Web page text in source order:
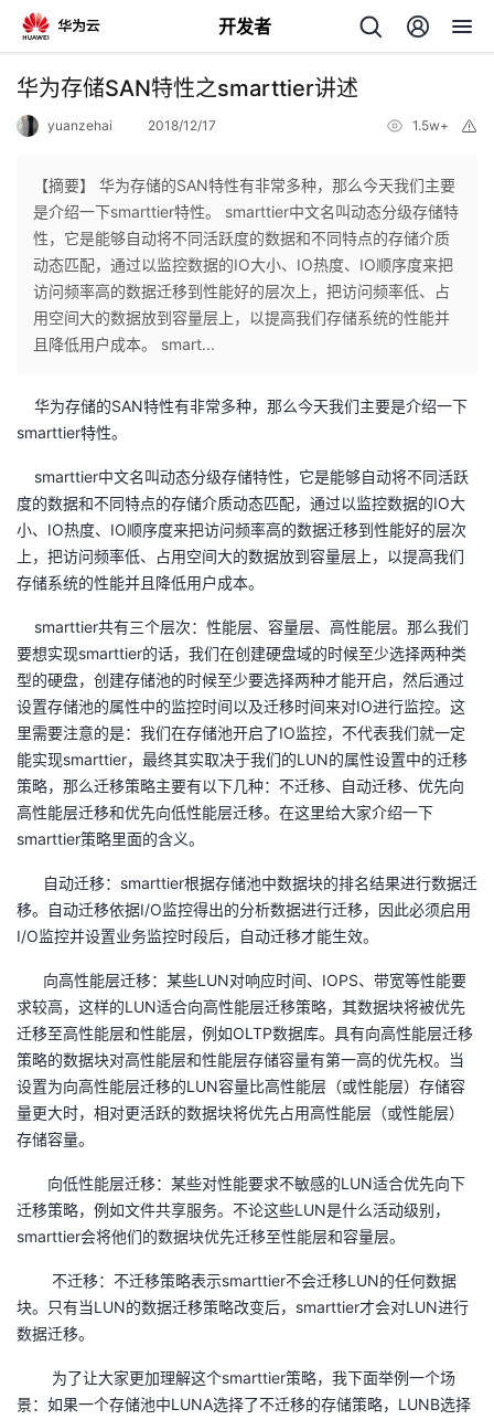
开发者
返
个
人
页
我
开
发
者
我
的
博
客
我
的
论
坛
我
的
圈
我
的
播
我
活
的
注
我
开
发
者
堂
我
的
课
我
的我
的
Programs
我
的
支
我
的
技
术
我
的
云
华为存储SAN特性之smarttier讲述
yuanzehai 2018/12/17 1.5w+
【摘要】 华为存储的SAN特性有非常多种，那么今天我们主要
是介绍一下smarttier特性。 smarttier中文名叫动态分级存储特
性，它是能够自动将不同活跃度的数据和不同特点的存储介质
动态匹配，通过以监控数据的IO大小、IO热度、IO顺序度来把
访问频率高的数据迁移到性能好的层次上，把访问频率低、占
用空间大的数据放到容量层上，以提高我们存储系统的性能并
且降低用户成本。 smart...
华为存储的SAN特性有非常多种，那么今天我们主要是介绍一下
smarttier特性。
smarttier中文名叫动态分级存储特性，它是能够自动将不同活跃
度的数据和不同特点的存储介质动态匹配，通过以监控数据的IO大
小、IO热度、IO顺序度来把访问频率高的数据迁移到性能好的层次
上，把访问频率低、占用空间大的数据放到容量层上，以提高我们
存储系统的性能并且降低用户成本。
smarttier共有三个层次：性能层、容量层、高性能层。那么我们
要想实现smarttier的话，我们在创建硬盘域的时候至少选择两种类
型的硬盘，创建存储池的时候至少要选择两种才能开启，然后通过
设置存储池的属性中的监控时间以及迁移时间来对IO进行监控。这
里需要注意的是：我们在存储池开启了IO监控，不代表我们就一定
能实现smarttier，最终其实取决于我们的LUN的属性设置中的迁移
策略，那么迁移策略主要有以下几种：不迁移、自动迁移、优先向
高性能层迁移和优先向低性能层迁移。在这里给大家介绍一下
smarttier策略里面的含义。
自动迁移：smarttier根据存储池中数据块的排名结果进行数据迁
移。自动迁移依据I/O监控得出的分析数据进行迁移，因此必须启用
I/O监控并设置业务监控时段后，自动迁移才能生效。
向高性能层迁移：某些LUN对响应时间、IOPS、带宽等性能要
求较高，这样的LUN适合向高性能层迁移策略，其数据块将被优先
迁移至高性能层和性能层，例如OLTP数据库。具有向高性能层迁移
策略的数据块对高性能层和性能层存储容量有第一高的优先权。当
设置为向高性能层迁移的LUN容量比高性能层（或性能层）存储容
量更大时，相对更活跃的数据块将优先占用高性能层（或性能层）
存储容量。
向低性能层迁移：某些对性能要求不敏感的LUN适合优先向下
迁移策略，例如文件共享服务。不论这些LUN是什么活动级别，
smarttier会将他们的数据块优先迁移至性能层和容量层。
不迁移：不迁移策略表示smarttier不会迁移LUN的任何数据
块。只有当LUN的数据迁移策略改变后，smarttier才会对LUN进行
数据迁移。
为了让大家更加理解这个smarttier策略，我下面举例一个场
景：如果一个存储池中LUNA选择了不迁移的存储策略，LUNB选择